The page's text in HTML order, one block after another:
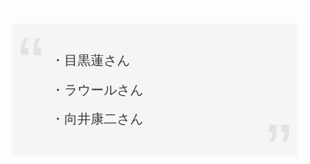
・目黒蓮さん
・ラウールさん
・向井康二さん